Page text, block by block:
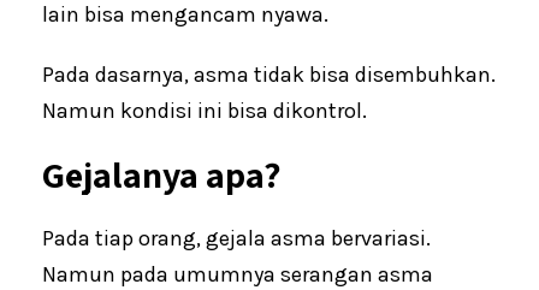
lain bisa mengancam nyawa.
Pada dasarnya, asma tidak bisa disembuhkan.
Namun kondisi ini bisa dikontrol.
Gejalanya apa?
Pada tiap orang, gejala asma bervariasi.
Namun pada umumnya serangan asma